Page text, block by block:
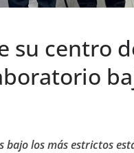
su centro
bajo los más estrictos